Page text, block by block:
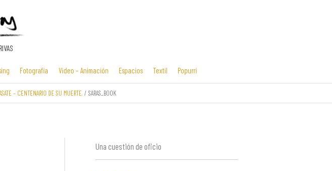
Fotografía Video – Animación Espacios Textil Popurrí
– CENTENARIO DE SU MUERTE. SARAS_BOOK
Una cuestión de oficio